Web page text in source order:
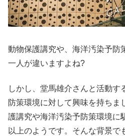
動物保護講究や、海洋汚染予防
一人が違いますよね?
しかし、堂馬雄介さんと活動す
防策環境に対して興味を持ちま
護講究や海洋汚染予防策環境に
以上のようです。そんな背景で